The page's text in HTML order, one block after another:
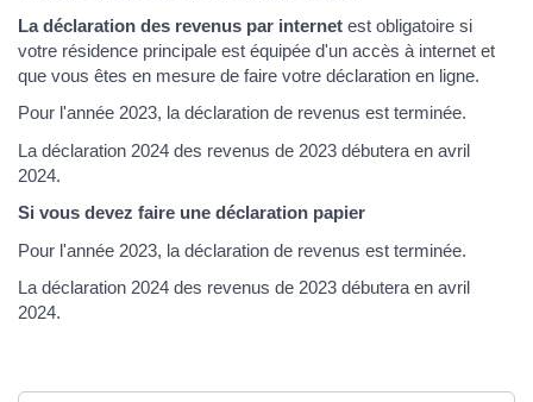
La déclaration des revenus par internet est obligatoire si
votre résidence principale est équipée d'un accès à internet et
que vous êtes en mesure de faire votre déclaration en ligne.
Pour l'année 2023, la déclaration de revenus est terminée.
La déclaration 2024 des revenus de 2023 débutera en avril
2024.
Si vous devez faire une déclaration papier
Pour l'année 2023, la déclaration de revenus est terminée.
La déclaration 2024 des revenus de 2023 débutera en avril
2024.